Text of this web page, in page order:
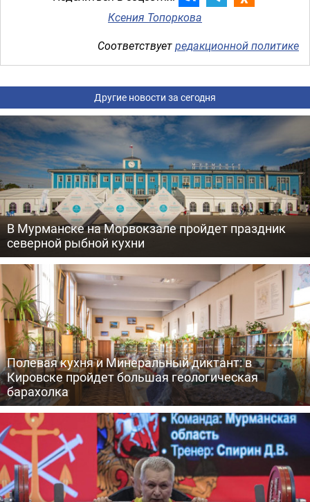
Ксения Топоркова
Соответствуетредакционной политике
Другие новости за сегодня
В Мурманске на Морвокзале пройдет праздник
северной рыбной кухни
Полевая кухня и Минеральный диктант: в
Кировске пройдет большая геологическая
барахолка